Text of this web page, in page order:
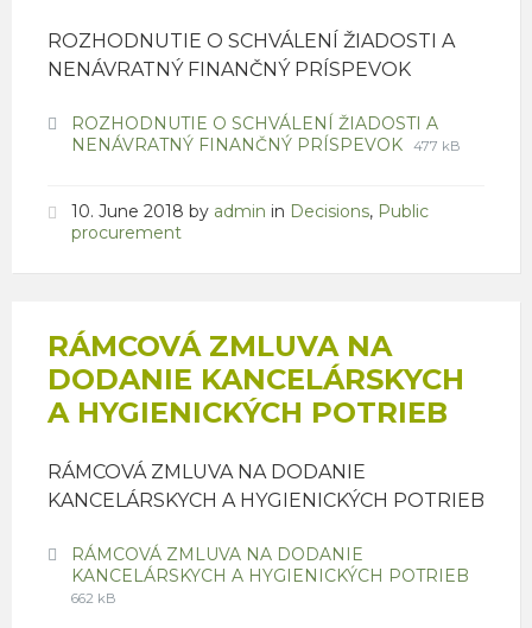
ROZHODNUTIE O SCHVÁLENÍ ŽIADOSTI A
NENÁVRATNÝ FINANČNÝ PRÍSPEVOK
Attachments
ROZHODNUTIE O SCHVÁLENÍ ŽIADOSTI A
NENÁVRATNÝ FINANČNÝ PRÍSPEVOK File
File
477 kB
10. June 2018 by admin in Decisions, Public
procurement
RÁMCOVÁ ZMLUVA NA
DODANIE KANCELÁRSKYCH
A HYGIENICKÝCH POTRIEB
RÁMCOVÁ ZMLUVA NA DODANIE
KANCELÁRSKYCH A HYGIENICKÝCH POTRIEB
Attachments
RÁMCOVÁ ZMLUVA NA DODANIE
KANCELÁRSKYCH A HYGIENICKÝCH POTRIEB
662 kB